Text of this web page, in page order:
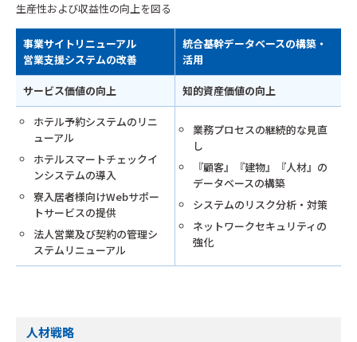
生産性および収益性の向上を図る
事業サイトリニューアル
営業支援システムの改善
統合基幹データベースの構築・
活用
サービス価値の向上 知的資産価値の向上
ホテル予約システムのリニ
ューアル
ホテルスマートチェックイ
ンシステムの導入
寮入居者様向けWebサポー
トサービスの提供
法人営業及び契約の管理シ
ステムリニューアル
業務プロセスの継続的な見直
し
『顧客』『建物』『人材』の
データベースの構築
システムのリスク分析・対策
ネットワークセキュリティの
強化
人材戦略